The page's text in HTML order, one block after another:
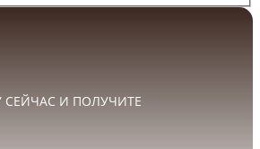
СЕЙЧАС И ПОЛУЧИТЕ